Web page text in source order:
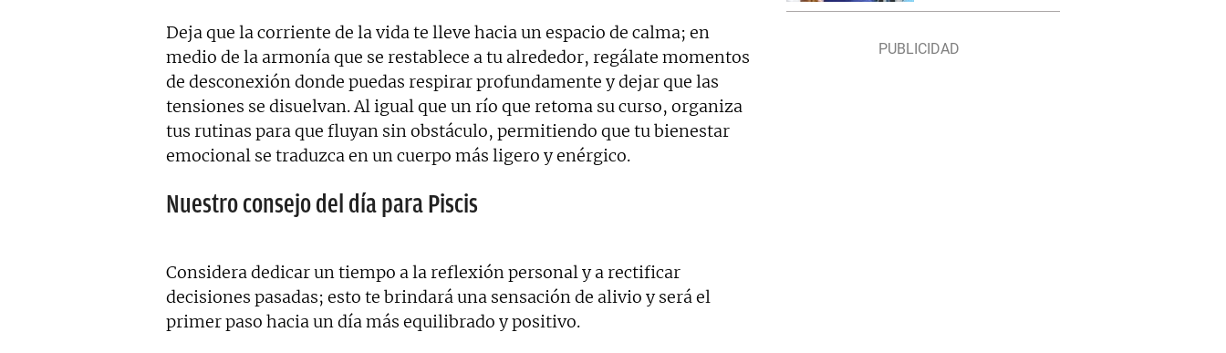
Deja que la corriente de la vida te lleve hacia un espacio de calma; en
medio de la armonía que se restablece a tu alrededor, regálate momentos
de desconexión donde puedas respirar profundamente y dejar que las
tensiones se disuelvan. Al igual que un río que retoma su curso, organiza
tus rutinas para que fluyan sin obstáculo, permitiendo que tu bienestar
emocional se traduzca en un cuerpo más ligero y enérgico.
Nuestro consejo del día para Piscis
Considera dedicar un tiempo a la reflexión personal y a rectificar
decisiones pasadas; esto te brindará una sensación de alivio y será el
primer paso hacia un día más equilibrado y positivo.